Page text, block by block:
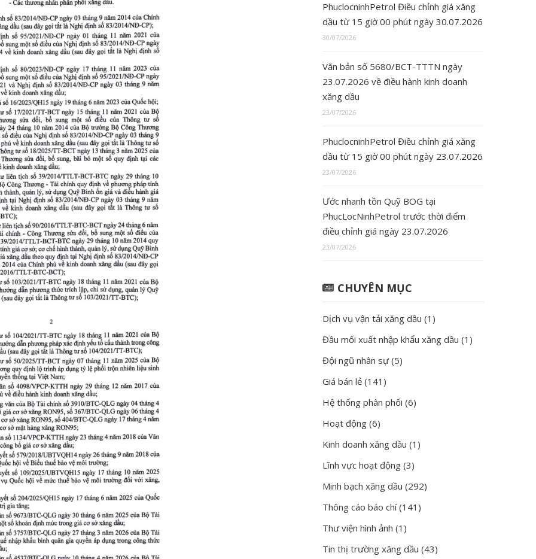
PhuclocninhPetrol Điều chỉnh giá xăng
dầu từ 15 giờ 00 phút ngày 30.07.2026
30/07/2026
Văn bản số 5680/BCT-TTTN ngày
23.07.2026 về điều hành kinh doanh
xăng dầu
23/07/2026
PhuclocninhPetrol Điều chỉnh giá xăng
dầu từ 15 giờ 00 phút ngày 23.07.2026
23/07/2026
Ước nhanh tồn Quỹ BOG tại
PhucLocNinhPetrol trước thời điểm
điều chỉnh giá ngày 23.07.2026
23/07/2026
CHUYÊN MỤC
Dịch vụ vận tải xăng dầu (1)
Đầu mối xuất nhập khẩu xăng dầu (1)
Đội ngũ nhân sự(5)
Giá bán lẻ (141)
Hệ thống phân phối (6)
Hoạt động (6)
Kinh doanh xăng dầu (1)
Lĩnh vực hoạt động (3)
Minh bạch xăng dầu (292)
Thông cáo báo chí(141)
Thư viện hình ảnh (1)
Tin thị trường xăng dầu (43)